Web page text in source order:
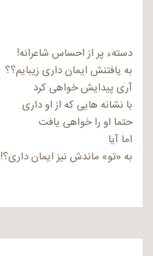
دستهء پر از احساس شاعرانه!
به یافتنش ایمان داری زیبایم؟؟
آری پیدایش خواهی کرد
با نشانه هایی که از او داری
حتما او را خواهی یافت
اما آیا
به «تو» ماندش نیز ایمان داری؟!